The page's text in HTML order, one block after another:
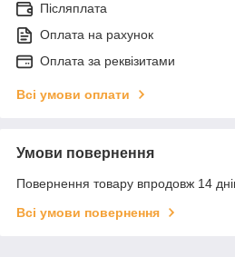
Післяплата
Оплата на рахунок
Оплата за реквізитами
Всі умови оплати
Умови повернення
Повернення товару впродовж 14
Всі умови повернення